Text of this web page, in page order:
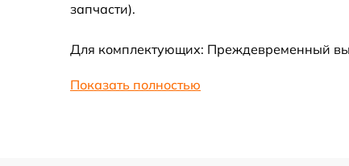
запчасти).
Для комплектующих: Преждевременный
Показать полностью